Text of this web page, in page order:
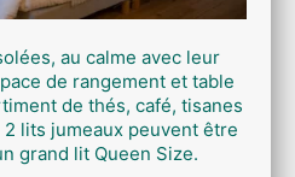
au calme avec leur
de rangement et table
de thés, café, tisanes
lits jumeaux peuvent être
grand lit Queen Size.